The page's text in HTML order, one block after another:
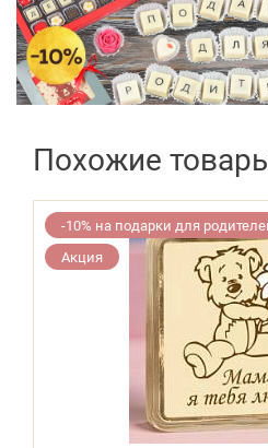
Похожие
-10% на подарки для
Акция